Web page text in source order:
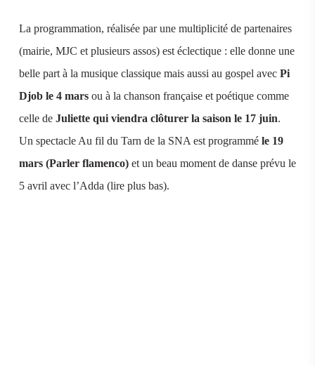
La programmation, réalisée par une multiplicité de partenaires
(mairie, MJC et plusieurs assos) est éclectique : elle donne une
belle part à la musique classique mais aussi au gospel avec Pi
Djob le 4 marsou à la chanson française et poétique comme
celle de Juliette qui viendra clôturer la saison le 17 juin.
Un spectacle Au fil du Tarn de la SNA est programmé le 19
mars (Parler flamenco)et un beau moment de danse prévu le
5 avril avec l’Adda (lire plus bas).